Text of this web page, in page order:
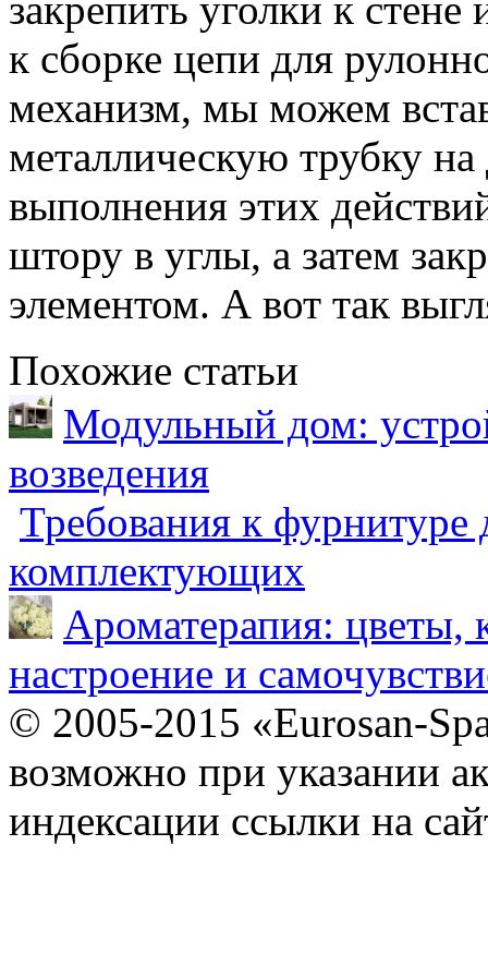
к сборке цепи для
механизм, мы можем
металлическую трубку
выполнения этих
штору в углы, а затем
элементом. А вот так
Похожие статьи
Модульный дом:
возведения
Требования к фурнитуре
комплектующих
Ароматерапия: цветы,
настроение и
© 2005-2015 «Eurosan-
возможно при указании
индексации ссылки на